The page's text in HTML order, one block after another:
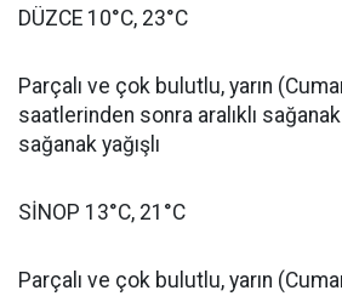
DÜZCE 10°C, 23°C
Parçalı ve çok bulutlu, yarın
saatlerinden sonra aralıklı
sağanak yağışlı
SİNOP 13°C, 21°C
Parçalı ve çok bulutlu, yarın